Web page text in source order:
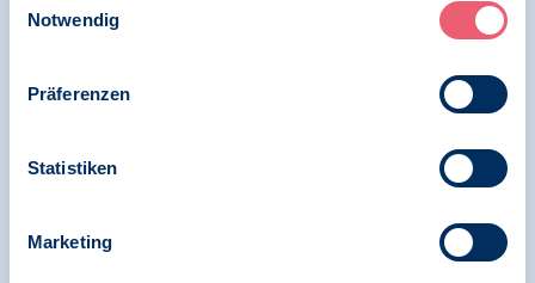
Notwendig
Präferenzen
Statistiken
MarketingSchwangerschaftsabbrüchen